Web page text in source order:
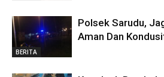
BERITA
Polsek Sarudu,
Aman Dan